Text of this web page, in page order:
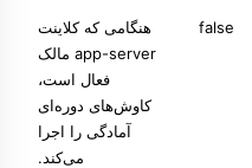
false
هنگامی که کلاینت
app-server مالک
فعال است،
کاوش‌های دوره‌ای
آمادگی را اجرا
می‌کند.